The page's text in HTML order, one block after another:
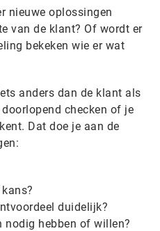
nieuwe oplossingen
van de klant? Of wordt er
bekeken wie er wat
anders dan de klant als
checken of je
Dat doe je aan de
duidelijk?
nodig hebben of willen?